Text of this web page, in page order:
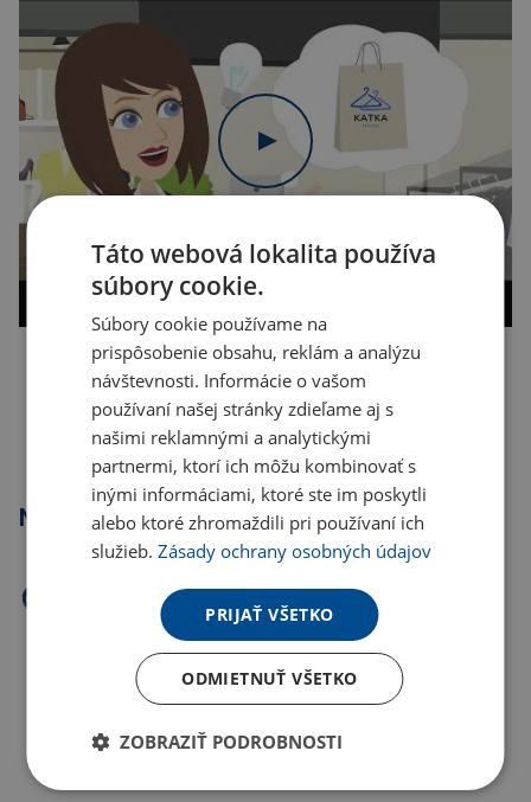
Kopírovať odkaz
Najpredávanejšie
Táto webová lokalita používa
súbory cookie.
Súbory cookie používame na
prispôsobenie obsahu, reklám a analýzu
návštevnosti. Informácie o vašom
používaní našej stránky zdieľame aj s
našimi reklamnými a analytickými
partnermi, ktorí ich môžu kombinovať s
inými informáciami, ktoré ste im poskytli
alebo ktoré zhromaždili pri používaní ich
služieb.Zásady ochrany osobných údajov
PRIJAŤ VŠETKO
ODMIETNUŤ VŠETKO
ZOBRAZIŤ PODROBNOSTI